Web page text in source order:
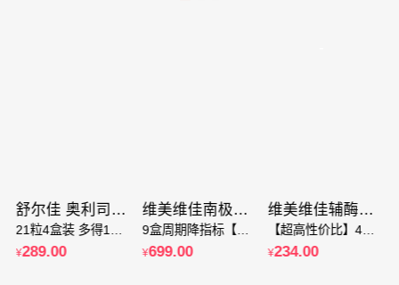
舒尔佳 奥利司他胶囊 4盒 减肥 减脂 减重 懒人减肥 科学瘦身 OTC认证减肥
¥289.00
维美维佳南极磷虾油9盒装 5纯南极磷虾油56%海洋磷脂
¥699.00
维美维佳辅酶Q10软胶囊 5瓶装 保护心脏增强免疫力
【超高性价比】400mg*30粒*5瓶装
¥234.00